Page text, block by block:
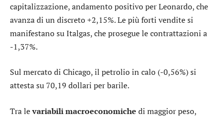
capitalizzazione, andamento positivo perLeonardo, che
avanza di un discreto +2,15%. Le più forti vendite si
manifestano suItalgas, che prosegue le contrattazioni a
-1,37%.
Sul mercato di Chicago, il petrolioin calo (-0,56%) si
attesta su 70,19 dollari per barile.
Tra levariabili macroeconomiche di maggior peso,